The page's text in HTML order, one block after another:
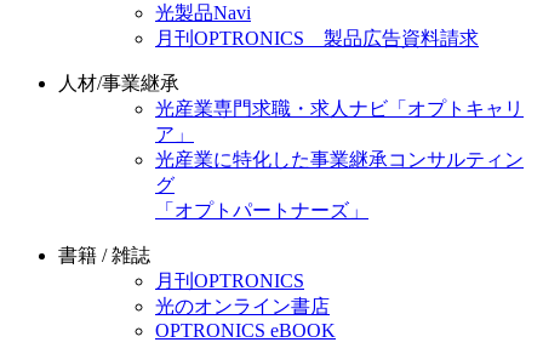
光製品Navi
月刊OPTRONICS 製品広告資料請求
人材/事業継承
光産業専門求職・求人ナビ「オプトキャリ
ア」
光産業に特化した事業継承コンサルティン
グ
「オプトパートナーズ」
書籍 / 雑誌
月刊OPTRONICS
光のオンライン書店
OPTRONICS eBOOK